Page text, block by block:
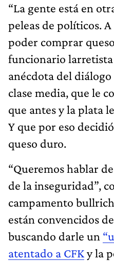
“La gente está en
peleas de políticos.
poder comprar
funcionario
anécdota del
clase media, que le
que antes y la plata
Y que por eso
queso duro.
“Queremos hablar de
de la inseguridad”,
campamento
están convencidos
buscando darle un
atentado a CFKy la